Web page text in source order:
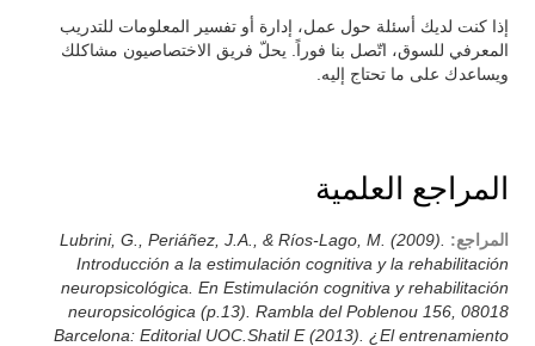
إذا كنت لديك أسئلة حول عمل، إدارة أو تفسير المعلومات للتدريب
المعرفي للسوق، اتّصل بنا فوراً. يحلّ فريق الاختصاصيون مشاكلك
ويساعدك على ما تحتاج إليه.
المراجع العلمية
المراجع:
Lubrini, G., Periáñez, J.A., & Ríos-Lago, M. (2009).
Introducción a la estimulación cognitiva y la rehabilitación
neuropsicológica. En Estimulación cognitiva y rehabilitación
neuropsicológica (p.13). Rambla del Poblenou 156, 08018
Barcelona: Editorial UOC.Shatil E (2013). ¿El entrenamiento